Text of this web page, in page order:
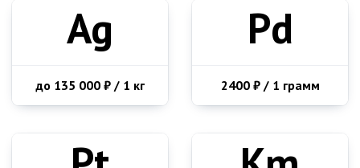
Ag
до 135 000 ₽ / 1 кг
Pd
2400 ₽ / 1 грамм